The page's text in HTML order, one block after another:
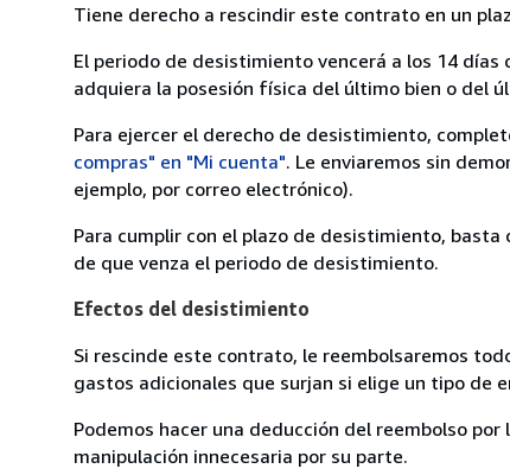
Tiene derecho a rescindir este contrato en un
El periodo de desistimiento vencerá a los 14
adquiera la posesión física del último bien o del
Para ejercer el derecho de desistimiento,
compras" en "Mi cuenta". Le enviaremos sin
ejemplo, por correo electrónico).
Para cumplir con el plazo de desistimiento,
de que venza el periodo de desistimiento.
Efectos del desistimiento
Si rescinde este contrato, le reembolsaremos
gastos adicionales que surjan si elige un tipo de
Podemos hacer una deducción del reembolso
manipulación innecesaria por su parte.